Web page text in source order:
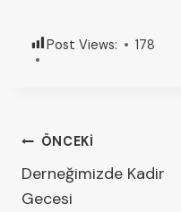
Post Views: 178
ÖNCEKI
Derneğimizde Kadir
Gecesi